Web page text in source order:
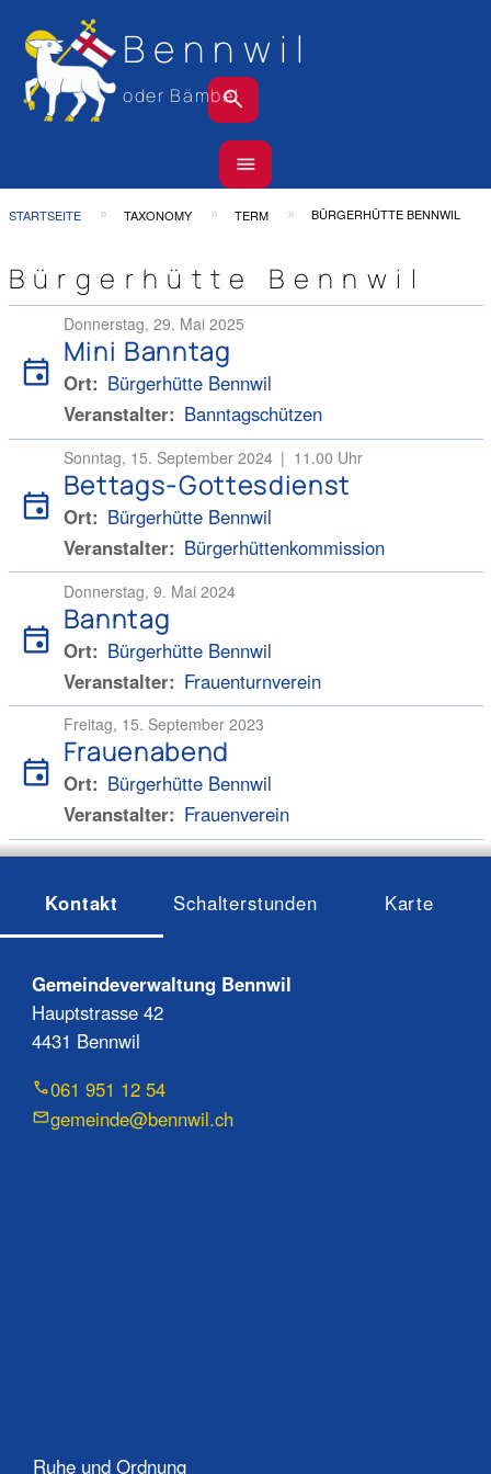
Bennwil
oder Bämbel
search
Hauptnavigation
Top
Bar
menu
Pfadnavigation
STARTSEITE TAXONOMY TERM BÜRGERHÜTTE BENNWIL
Bürgerhütte Bennwil
event
Donnerstag, 29. Mai 2025
Mini Banntag
Ort
Bürgerhütte Bennwil
Veranstalter
Banntagschützen
event
Sonntag, 15. September 2024 11.00 Uhr
Bettags-Gottesdienst
Ort
Bürgerhütte Bennwil
Veranstalter
Bürgerhüttenkommission
event
Donnerstag, 9. Mai 2024
Banntag
Ort
Bürgerhütte Bennwil
Veranstalter
Frauenturnverein
event
Freitag, 15. September 2023
Frauenabend
Ort
Bürgerhütte Bennwil
Veranstalter
Frauenverein
Kontakt Schalterstunden Karte
Gemeindeverwaltung Bennwil
Hauptstrasse 42
4431 Bennwil
061 951 12 54
gemeinde@bennwil.ch
Ruhe und Ordnung